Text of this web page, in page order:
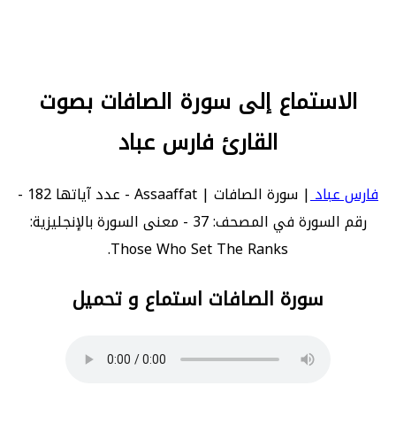
الاستماع إلى سورة الصافات بصوت
القارئ فارس عباد
فارس عباد
| سورة الصافات | Assaaffat - عدد آياتها 182 -
رقم السورة في المصحف: 37 - معنى السورة بالإنجليزية:
Those Who Set The Ranks.
سورة الصافات استماع و تحميل